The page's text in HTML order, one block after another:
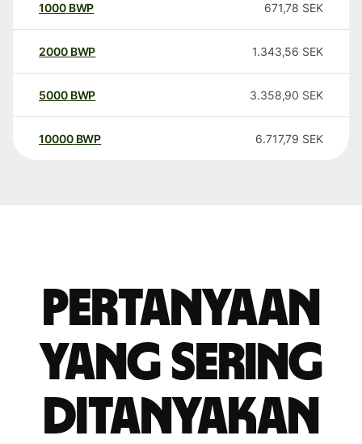
1000 BWP 671,78 SEK
2000 BWP 1.343,56 SEK
5000 BWP 3.358,90 SEK
10000 BWP 6.717,79 SEK
Pertanyaan
yang sering
ditanyakan